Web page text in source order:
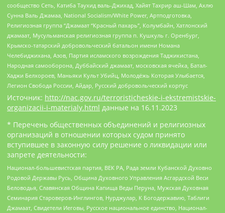
сообщество Сеть, Катиба Таухид валь-Джихад, Хайят Тахрир аш-Шам, Ахлю
Сунна Валь Джамаа, National Socialism/White Power, Артподготовка,
Религиозная группа “Джамаат “Красный пахарь”, Колумбайн, Хатлонский
джамаат, Мусульманская религиозная группа п. Кушкуль г. Оренбург,
Крымско-татарский добровольческий батальон имени Номана
Челебиджихана, Азов, Партия исламского возрождения Таджикистана,
Народная самооборона, Дуббайский джамаат, московская ячейка, Батал-
Хаджи Белхороев, Маньяки Культ Убийц, Молодёжь Которая Улыбается,
Легион Свобода России, Айдар, Русский добровольческий корпус
Источник: http://nac.gov.ru/terroristicheskie-i-ekstremistskie-
organizacii-i-materialy.html данные на 16.11.2023
* Перечень общественных объединений и религиозных
организаций в отношении которых судом принято
вступившее в законную силу решение о ликвидации или
запрете деятельности:
Национал-большевистская партия, ВЕК РА, Рада земли Кубанской Духовно
Родовой Державы Русь, Община Духовного Управления Асгардской Веси
Беловодья, Славянская Община Капища Веды Перуна, Мужская Духовная
Семинария Староверов-Инглингов, Нурджулар, К Богодержавию, Таблиги
Джамаат, Свидетели Иеговы, Русское национальное единство, Национал-